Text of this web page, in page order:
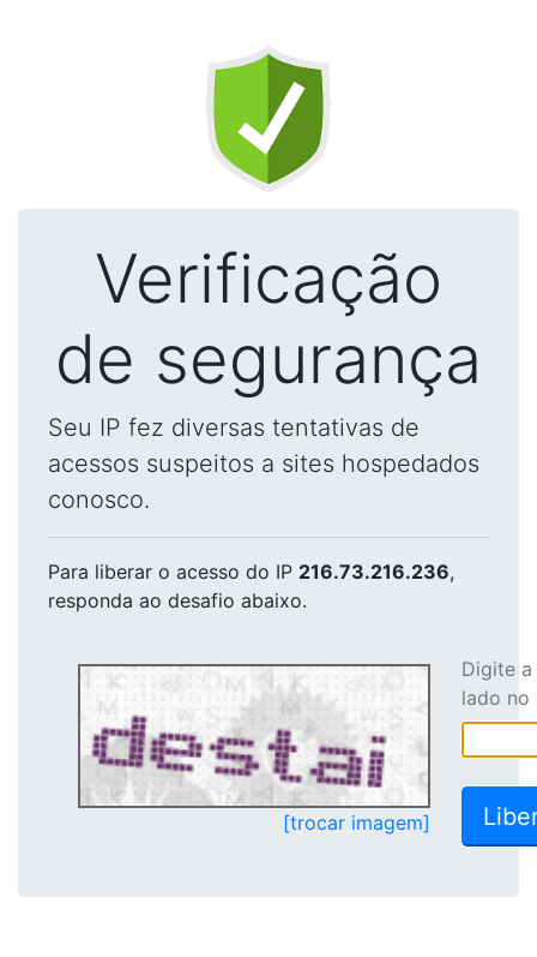
Verificação
de segurança
Seu IP fez diversas tentativas de
acessos suspeitos a sites hospedados
conosco.
Para liberar o acesso do IP 216.73.216.236,
responda ao desafio abaixo.
[trocar imagem]
Digite
lado no